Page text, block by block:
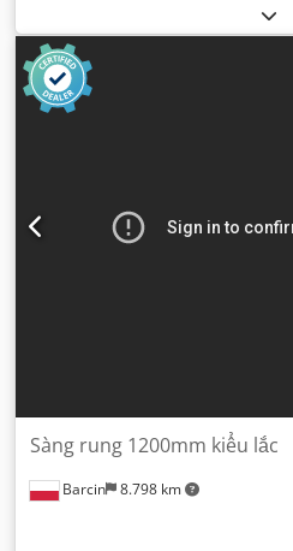
Barcin 8.798 km
Sàng rung 1200mm kiểu lắc